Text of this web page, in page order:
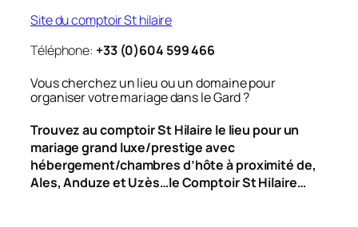
Site du comptoir St hilaire
Téléphone: +33 (0)604 599 466
Vous cherchez un lieu ou un domaine pour
organiser votre mariage dans le Gard ?
Trouvez au comptoir St Hilaire le lieu pour un
mariage grand luxe/prestige avec
hébergement/chambres d’hôte à proximité de,
Ales, Anduze et Uzès…le Comptoir St Hilaire…